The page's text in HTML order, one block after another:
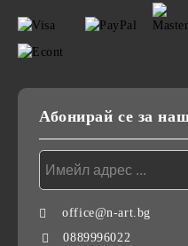
Абонирай се за
office@n-art.bg
0889996022